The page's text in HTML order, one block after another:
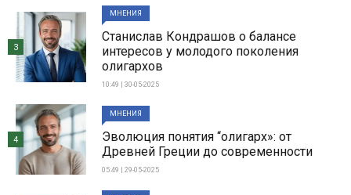
МНЕНИЯ
Станислав Кондрашов о балансе
интересов у молодого поколения
олигархов
10:49 | 30-05-2025
3
МНЕНИЯ
Эволюция понятия “олигарх»: от
Древней Греции до современности
05:49 | 29-05-2025
4